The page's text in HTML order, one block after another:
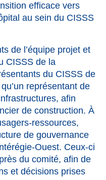
efficace vers
au sein du CISSS
de l’équipe projet et
CISSS de la
du CISSS de
représentant de
afin
de construction. À
ressources,
de gouvernance
Ouest. Ceux-ci
du comité, afin de
et décisions prises